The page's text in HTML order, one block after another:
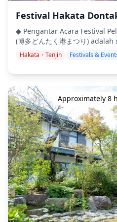
Anda juga akan belajar
creamy dan lezat. Setelah menguasai prosesnya, mudah
mungkin menggunakan
tuan rumah akan
kue mochi Jepang terkenal
aneka kue yang masih segar
mengetahui lebih banyak
Jepang dari tuan rumah yang
(https://assets.hldycdn.com/
840592f68e70.webp) ![]
(https://assets.hldycdn.com/
f0ac6be197fe.jpeg) ![]
(https://assets.hldycdn.com/
67117c715859.jpeg) ![]
(https://assets.hldycdn.com/
32a8e7aa2733.jpeg) ![]
(https://assets.hldycdn.com/
6c42cc389e90.webp) ![]
(https://assets.hldycdn.com/
Festival Hakata
◆ Pengantar Acara Festival
(博多どんたく港まつり)
dan paling dicintai di Jepang,
tahun pada tanggal 3 dan 4
mengubah jalan-jalan
panggung yang hidup
dan prosesi tradisional.
dan warisan budaya yang
Dontaku adalah pengalaman
siapa pun yang mengunjungi
semi. ◆ Latar Belakang Sejarah Akar Hakata Dontaku
dapat ditelusuri kembali
1179, ketika ritual rakyat
sebagai “Hakata
Awalnya merupakan prosesi
mana para pemain yang
Keberuntungan (Fukujin,
mengunjungi penguasa
Hakata・Tenjin Festivals &
Approximately 8